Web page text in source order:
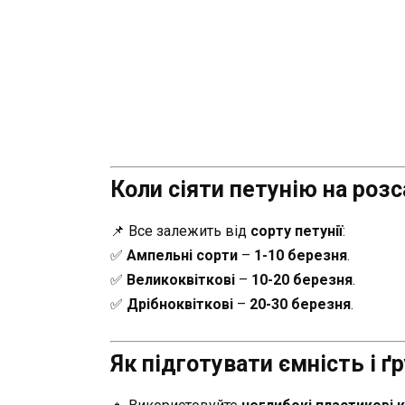
Коли сіяти петунію на
📌 Все залежить від сорту петунії:
✅ Ампельні сорти – 1-10 березня.
✅ Великоквіткові – 10-20 березня.
✅ Дрібноквіткові – 20-30 березня.
Як підготувати ємність і